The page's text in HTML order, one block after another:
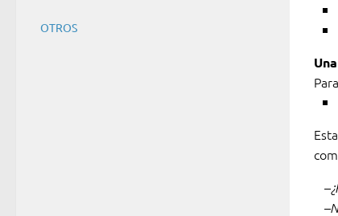
DÍA
A
OTROS